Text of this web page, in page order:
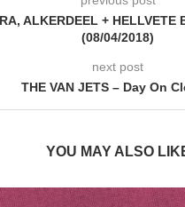
ALKERDEEL + HELLVETE
(08/04/2018)
next post
THE VAN JETS – Day On
YOU MAY ALSO